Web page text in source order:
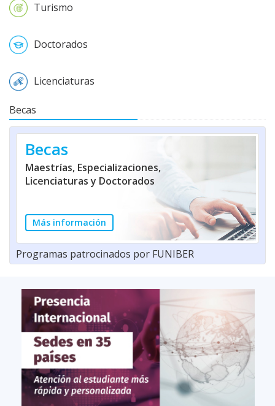
Turismo
Doctorados
Licenciaturas
Becas
Becas
Maestrías, Especializaciones,
Licenciaturas y Doctorados
Más información
Programas patrocinados por FUNIBER